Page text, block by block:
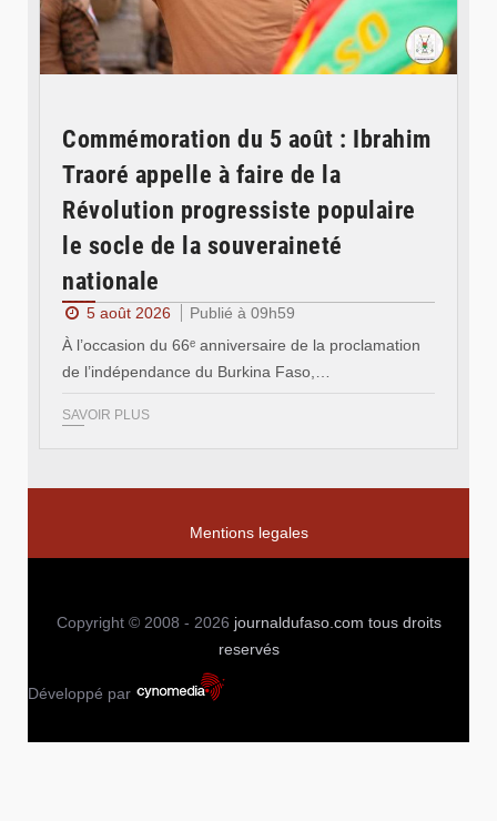
Commémoration du 5 août : Ibrahim
Traoré appelle à faire de la
Révolution progressiste populaire
le socle de la souveraineté
nationale
5 août 2026
Publié à 09h59
À l’occasion du 66ᵉ anniversaire de la proclamation
de l’indépendance du Burkina Faso,…
SAVOIR PLUS
Mentions legales
Copyright © 2008 - 2026 journaldufaso.com tous droits
reservés
Développé par